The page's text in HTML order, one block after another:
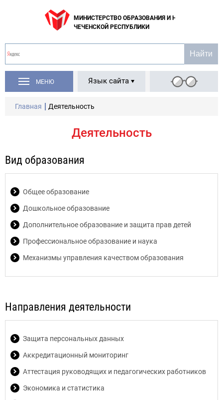
МИНИСТЕРСТВО ОБРАЗОВАНИЯ И НАУКИ
ЧЕЧЕНСКОЙ РЕСПУБЛИКИ
МЕНЮ Язык сайта
Главная Деятельность
Деятельность
Вид образования
Общее образование
Дошкольное образование
Дополнительное образование и защита прав детей
Профессиональное образование и наука
Механизмы управления качеством образования
Направления деятельности
Защита персональных данных
Аккредитационный мониторинг
Аттестация руководящих и педагогических работников
Экономика и статистика